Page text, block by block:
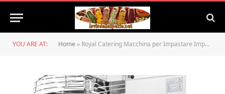
YOU ARE AT: Home » Royal Catering Macchina per Impastare Impastatrice Planetaria RCPM-30,1S (33 litri, 1800 W, 130-320 giri/min, 18 kg)